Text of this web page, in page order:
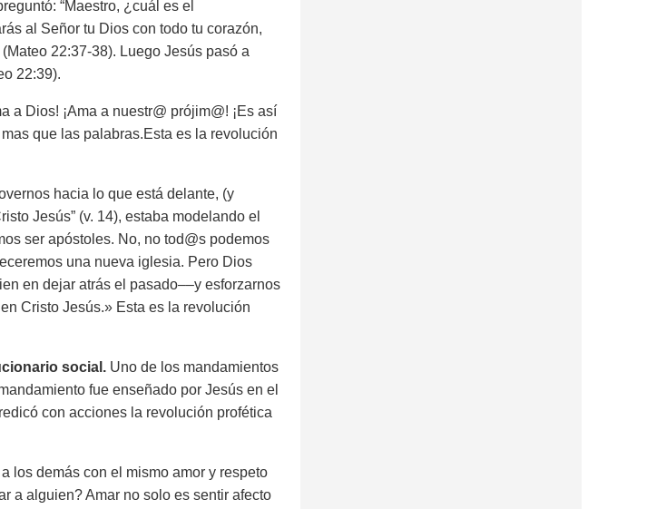
“Maestro, ¿cuál es el
al Señor tu Dios con todo tu corazón,
22:37-38). Luego Jesús pasó a
22:39).
a Dios! ¡Ama a nuestr@ prójim@! ¡Es así
que las palabras.Esta es la revolución
hacia lo que está delante, (y
Jesús” (v. 14), estaba modelando el
ser apóstoles. No, no tod@s podemos
una nueva iglesia. Pero Dios
en dejar atrás el pasado––y esforzarnos
Cristo Jesús.» Esta es la revolución
social. Uno de los mandamientos
fue enseñado por Jesús en el
con acciones la revolución profética
los demás con el mismo amor y respeto
a alguien? Amar no solo es sentir afecto